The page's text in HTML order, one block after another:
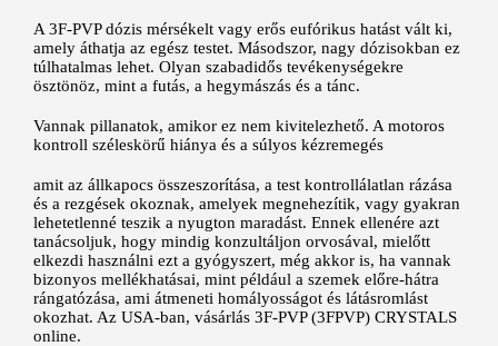
A 3F-PVP dózis mérsékelt vagy erős eufórikus hatást vált ki,
amely áthatja az egész testet. Másodszor, nagy dózisokban ez
túlhatalmas lehet. Olyan szabadidős tevékenységekre
ösztönöz, mint a futás, a hegymászás és a tánc.
Vannak pillanatok, amikor ez nem kivitelezhető. A motoros
kontroll széleskörű hiánya és a súlyos kézremegés
amit az állkapocs összeszorítása, a test kontrollálatlan rázása
és a rezgések okoznak, amelyek megnehezítik, vagy gyakran
lehetetlenné teszik a nyugton maradást. Ennek ellenére azt
tanácsoljuk, hogy mindig konzultáljon orvosával, mielőtt
elkezdi használni ezt a gyógyszert, még akkor is, ha vannak
bizonyos mellékhatásai, mint például a szemek előre-hátra
rángatózása, ami átmeneti homályosságot és látásromlást
okozhat. Az USA-ban, vásárlás 3F-PVP(3FPVP) CRYSTALS
online.